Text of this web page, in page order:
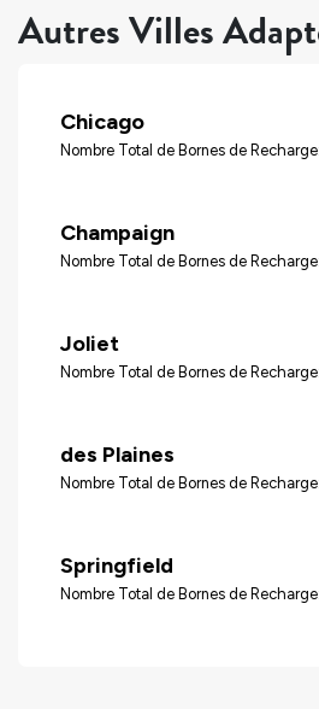
Autres Villes
Chicago
Nombre Total de Bornes de
Champaign
Nombre Total de Bornes de
Joliet
Nombre Total de Bornes de
des Plaines
Nombre Total de Bornes de
Springfield
Nombre Total de Bornes de